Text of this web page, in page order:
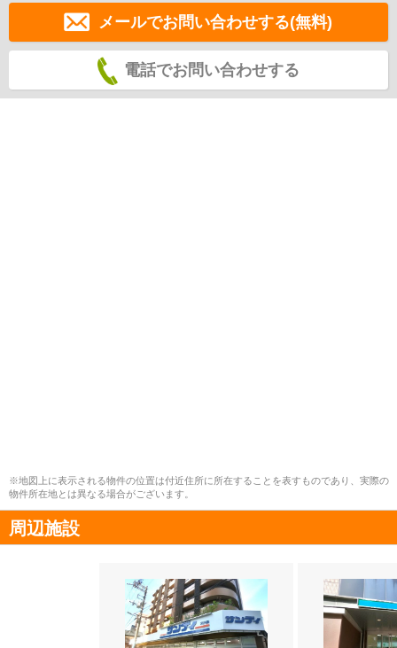
メールでお問い合わせする(無料)
電話でお問い合わせする
※地図上に表示される物件の位置は付近住所に所在することを表すものであり、実際の
物件所在地とは異なる場合がございます。
周辺施設